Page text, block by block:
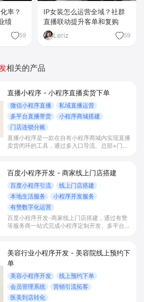
率？
绩
59
IP女装怎么运营全域？社群
直播联动提升客单和复购
Leriz
59
相关的产品
直播小程序 - 小程序直播卖货下单
微信小程序直播
私域直播运营
多平台直播带货
小程序商城搭建
门店连锁分账
直播小程序是一款在自有小程序商城内实现直播
卖货闭环的工具，通过多入口导流、总部+门店
和门店业绩。
百度小程序开发 - 商家线上门店搭建
百度小程序引流
线上门店搭建
本地生活服务
小程序开发服务
有赞数字化运营
百度小程序开发-商家线上门店搭建，通过有赞
等服务商一站式完成小程序定制开发、多平台联
提升到店与下单转化。
美容行业小程序开发 - 美容院线上预约下
单
美容小程序开发
线上预约下单
会员管理系统
营销引流拓客
医美到店转化